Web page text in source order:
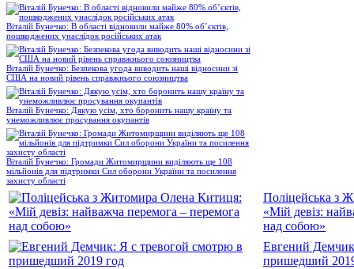
Віталій Бунечко: В області відновили майже 80% об’єктів,
пошкоджених унаслідок російських атак
Віталій Бунечко: Безпекова угода виводить наші відносини зі
США на новий рівень справжнього союзництва
Віталій Бунечко: Дякую усім, хто боронить нашу країну та
унеможливлює просування окупантів
Віталій Бунечко: Громади Житомирщини виділяють ще 108
мільйонів для підтримки Сил оборони України та посилення
захисту області
Поліцейська з
«Мій девіз:
над собою»
Евгений
пришедший